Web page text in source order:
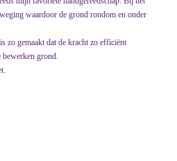
waardoor de grond rondom en onder
zo gemaakt dat de kracht zo efficiënt
grond.